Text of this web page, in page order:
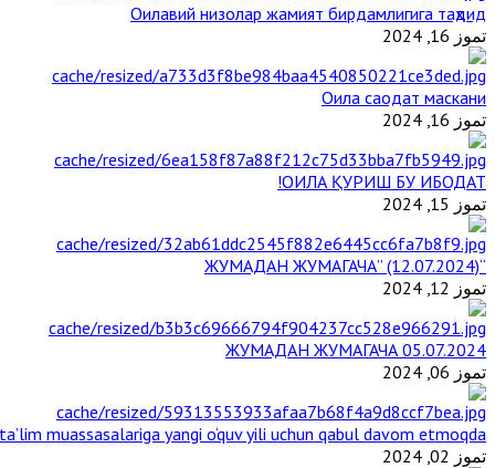
Оилавий низолар жамият бирдамлигига таҳдид
تموز 16, 2024
Оила саодат маскани
تموز 16, 2024
ОИЛА ҚУРИШ БУ ИБОДАТ!
تموز 15, 2024
“ЖУМАДАН ЖУМАГАЧА” (12.07.2024)
تموز 12, 2024
ЖУМАДАН ЖУМАГАЧА 05.07.2024
تموز 06, 2024
muassasalariga yangi o‘quv yili uchun qabul davom etmoqda
تموز 02, 2024